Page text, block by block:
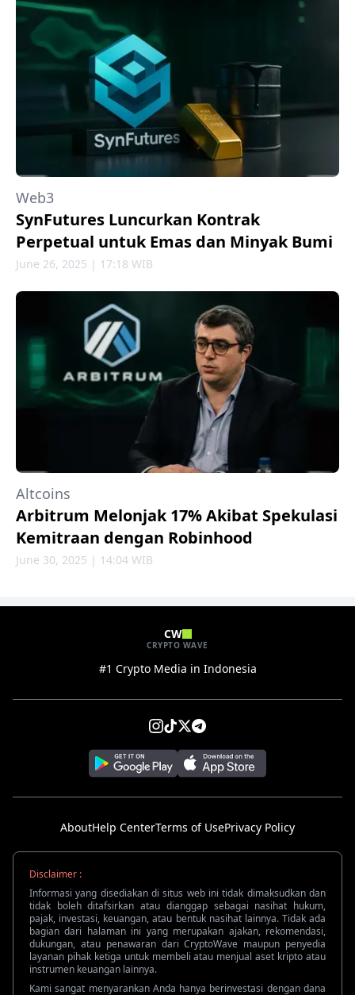
Web3
SynFutures Luncurkan Kontrak
Perpetual untuk Emas dan Minyak Bumi
June 26, 2025 | 17:18 WIB
Altcoins
Arbitrum Melonjak 17% Akibat Spekulasi
Kemitraan dengan Robinhood
June 30, 2025 | 14:04 WIB
CW
CRYPTO WAVE
#1 Crypto Media in Indonesia
AboutHelp CenterTerms of UsePrivacy Policy
Disclaimer :
Informasi yang disediakan di situs web ini tidak dimaksudkan dan
tidak boleh ditafsirkan atau dianggap sebagai nasihat hukum,
pajak, investasi, keuangan, atau bentuk nasihat lainnya. Tidak ada
bagian dari halaman ini yang merupakan ajakan, rekomendasi,
dukungan, atau penawaran dari CryptoWave maupun penyedia
layanan pihak ketiga untuk membeli atau menjual aset kripto atau
instrumen keuangan lainnya.
Kami sangat menyarankan Anda hanya berinvestasi dengan dana